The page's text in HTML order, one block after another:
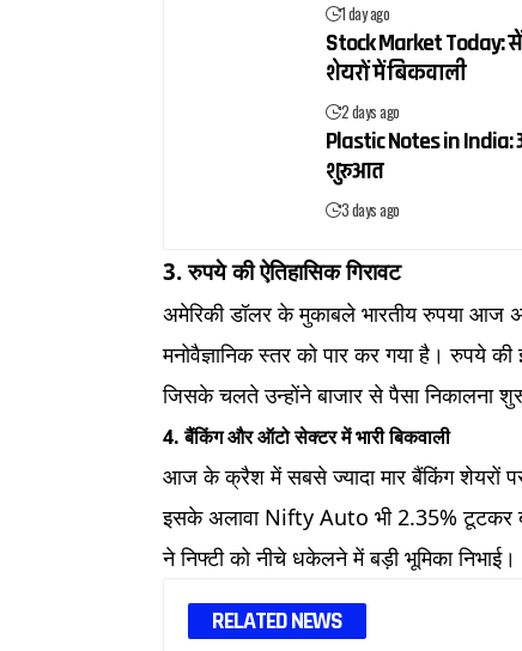
1 day ago
Stock Market Today:
शेयरों में बिकवाली
2 days ago
Plastic Notes in India:
शुरुआत
3 days ago
3. रुपये की ऐतिहासिक गिरावट
अमेरिकी डॉलर के मुकाबले भारतीय रुपया
मनोवैज्ञानिक स्तर को पार कर गया है। रुपये
जिसके चलते उन्होंने बाजार से पैसा निकालना
4. बैंकिंग और ऑटो सेक्टर में भारी बिकवाली
आज के क्रैश में सबसे ज्यादा मार बैंकिंग शेयरों
इसके अलावा Nifty Auto भी 2.35% टूटकर
ने निफ्टी को नीचे धकेलने में बड़ी भूमिका निभाई।
RELATED NEWS